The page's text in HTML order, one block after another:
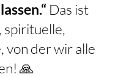
Das ist
spirituelle,
von der wir alle
🙏